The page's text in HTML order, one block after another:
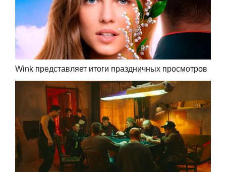
Wink представляет итоги праздничных просмотров